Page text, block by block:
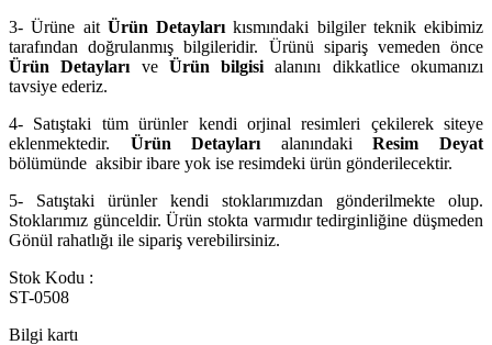
3- Ürüne ait Ürün Detayları kısmındaki bilgiler teknik ekibimiz
tarafından doğrulanmış bilgileridir. Ürünü sipariş vemeden önce
Ürün Detayları ve Ürün bilgisi alanını dikkatlice okumanızı
tavsiye ederiz.
4- Satıştaki tüm ürünler kendi orjinal resimleri çekilerek siteye
eklenmektedir. Ürün Detayları alanındakiResim Deyat
bölümünde aksibir ibare yok ise resimdeki ürün gönderilecektir.
5- Satıştaki ürünler kendi stoklarımızdan gönderilmekte olup.
Stoklarımız günceldir. Ürün stokta varmıdır tedirginliğine düşmeden
Gönül rahatlığı ile sipariş verebilirsiniz.
Stok Kodu :
ST-0508
Bilgi kartı